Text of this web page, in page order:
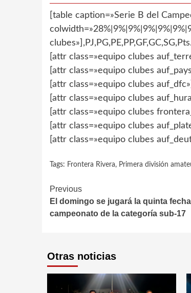
[table caption=»Serie B del
clubes»],PJ,PG,PE,PP,GF,GC,SG,Pts.
[attr class=»equipo clubes
[attr class=»equipo clubes
[attr class=»equipo clubes
[attr class=»equipo clubes
[attr class=»equipo clubes
[attr class=»equipo clubes
[attr class=»equipo clubes
Tags: Frontera Rivera, Primera división
Continue
Reading
Previous
El domingo se jugará la quinta fecha
campeonato de la categoría sub-17
Otras noticias